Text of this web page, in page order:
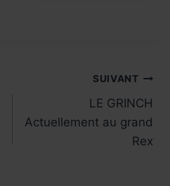
SUIVANT
LE GRINCH
Actuellement au grand
Rex